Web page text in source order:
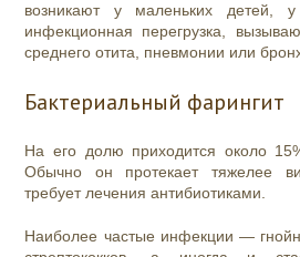
возникают у маленьких детей, у
инфекционная перегрузка,
среднего отита, пневмонии или
Бактериальный фарингит
На его долю приходится около
Обычно он протекает тяжелее
требует лечения антибиотиками.
Наиболее частые инфекции —